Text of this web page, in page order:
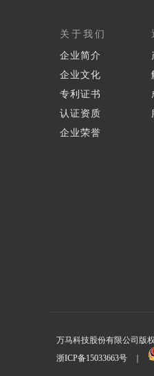
关于我们
企业简介
企业文化
专利证书
认证资质
企业荣誉
万马科技股份有限公司版
浙ICP备15033663号